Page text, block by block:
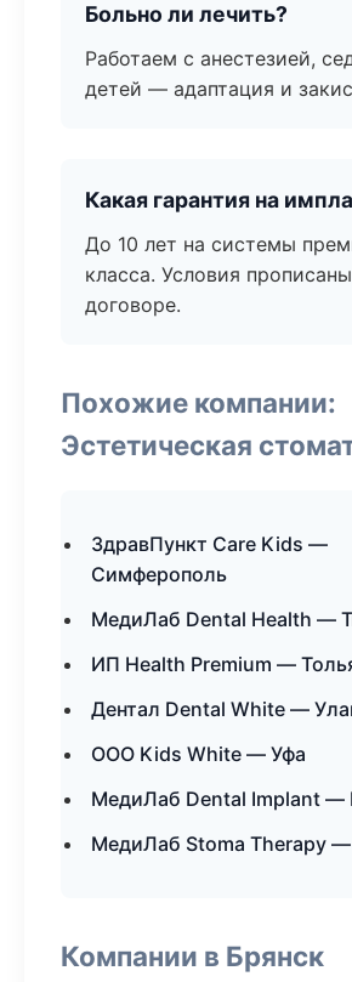
Больно ли лечить?
Работаем с анестезией,
детей — адаптация и
Какая гарантия на
До 10 лет на системы
класса. Условия
договоре.
Похожие компании:
Эстетическая
ЗдравПункт Care Kids —
Симферополь
МедиЛаб Dental Health —
ИП Health Premium —
Дентал Dental White —
ООО Kids White — Уфа
МедиЛаб Dental Implant —
МедиЛаб Stoma Therapy —
Компании в Брянск